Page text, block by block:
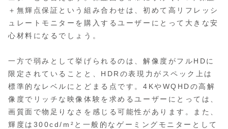
＋無輝点保証という組み合わせは、初めて高リフレッシ
ュレートモニターを購入するユーザーにとって大きな安
心材料になるでしょう。
一方で弱みとして挙げられるのは、解像度がフルHDに
限定されていることと、HDRの表現力がスペック上は
標準的なレベルにとどまる点です。4KやWQHDの高解
像度でリッチな映像体験を求めるユーザーにとっては、
画質面で物足りなさを感じる可能性があります。また、
輝度は300cd/m²と一般的なゲーミングモニターとして